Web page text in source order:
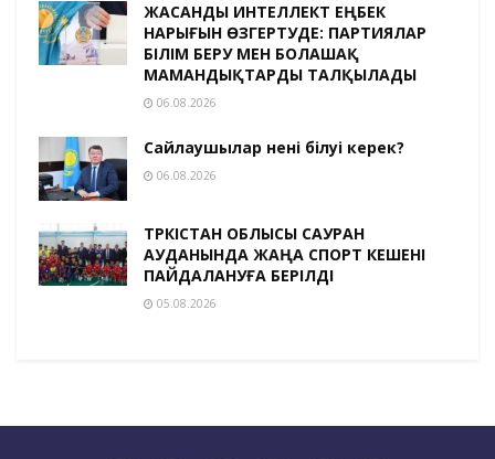
ЖАСАНДЫ ИНТЕЛЛЕКТ ЕҢБЕК
НАРЫҒЫН ӨЗГЕРТУДЕ: ПАРТИЯЛАР
БІЛІМ БЕРУ МЕН БОЛАШАҚ
МАМАНДЫҚТАРДЫ ТАЛҚЫЛАДЫ
06.08.2026
Сайлаушылар нені білуі керек?
06.08.2026
ТҮРКІСТАН ОБЛЫСЫ САУРАН
АУДАНЫНДА ЖАҢА СПОРТ КЕШЕНІ
ПАЙДАЛАНУҒА БЕРІЛДІ
05.08.2026